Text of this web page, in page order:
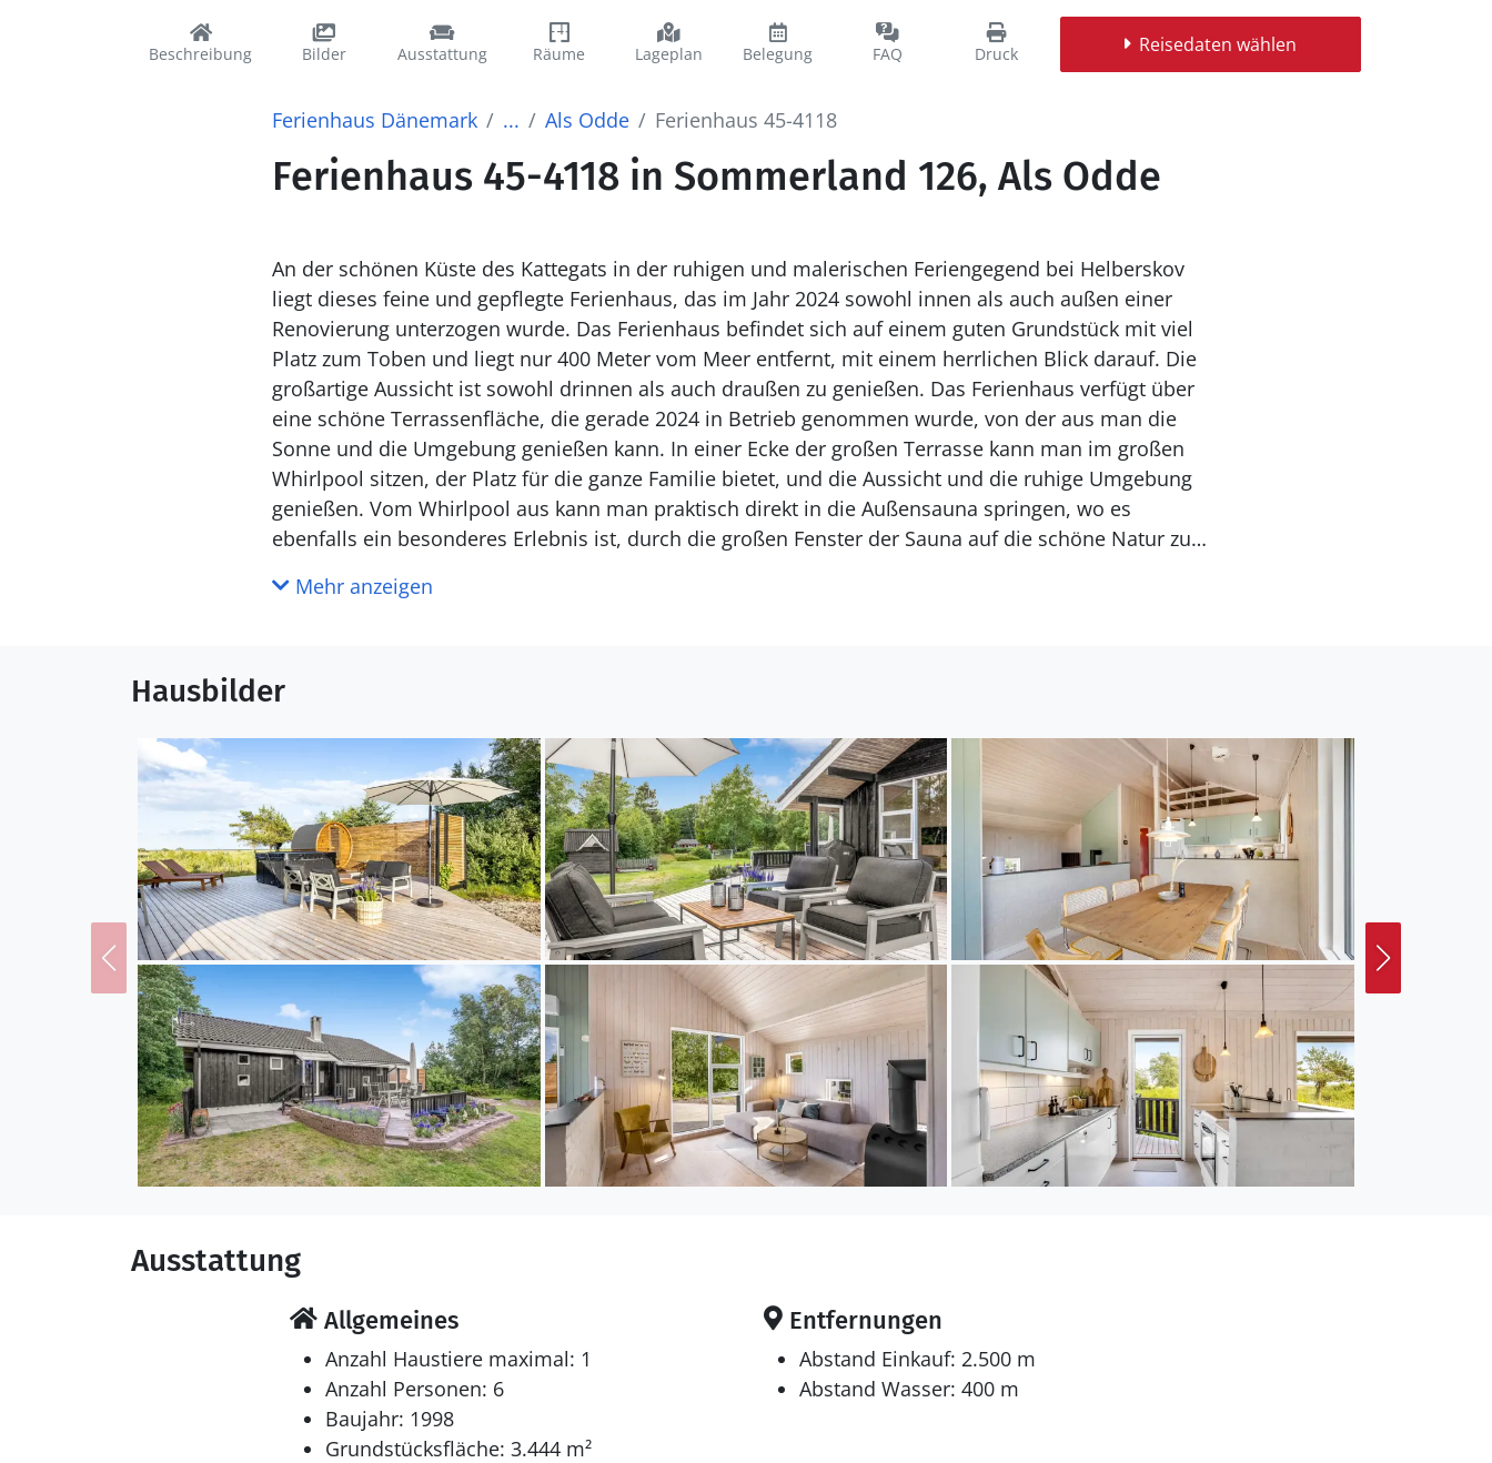
Beschreibung Bilder Ausstattung Räume Lageplan Belegung FAQ Druck Reisedaten wählen
Ferienhaus Dänemark ... Als Odde Ferienhaus 45-4118
Ferienhaus 45-4118 in Sommerland 126, Als Odde
An der schönen Küste des Kattegats in der ruhigen und malerischen Feriengegend bei Helberskov
liegt dieses feine und gepflegte Ferienhaus, das im Jahr 2024 sowohl innen als auch außen einer
Renovierung unterzogen wurde. Das Ferienhaus befindet sich auf einem guten Grundstück mit viel
Platz zum Toben und liegt nur 400 Meter vom Meer entfernt, mit einem herrlichen Blick darauf. Die
großartige Aussicht ist sowohl drinnen als auch draußen zu genießen. Das Ferienhaus verfügt über
eine schöne Terrassenfläche, die gerade 2024 in Betrieb genommen wurde, von der aus man die
Sonne und die Umgebung genießen kann. In einer Ecke der großen Terrasse kann man im großen
Whirlpool sitzen, der Platz für die ganze Familie bietet, und die Aussicht und die ruhige Umgebung
genießen. Vom Whirlpool aus kann man praktisch direkt in die Außensauna springen, wo es
ebenfalls ein besonderes Erlebnis ist, durch die großen Fenster der Sauna auf die schöne Natur zu
Ferienhauses präsentiert sich hell und in gutem Zustand. Der Mittelpunkt des Hauses ist die helle
Kindern oder einen Urlaub mit Großeltern. Die Gegend eignet sich perfekt für Spaziergänge in der
Kilometer entfernt. Hier gibt es einen schönen Strand und gute Einkaufsmöglichkeiten. Die Stadt
strahlt vor Urlaubsstimmung, insbesondere in den Sommermonaten, in denen es auch eine gute
Auswahl an Eisdielen und Cafés gibt.
Küche
Die Küche ist mit Kühlschrank ausgestattet. Außerdem gibt es 4 Keramik-Kochfelder. Außerdem gibt
es ein Gaskochfeld mit 1 Brenner, Umluftofen, Mikrowelle sowie Geschirrspüler.
WC und Bad
Es gibt 1 Badezimmer mit Duschnische und 1 Toilette.. Fußbodenheizung in 1 Badezimmer.
Draußen
Die Ferienunterkunft liegt auf einem 3444 m² großen Naturgrundstück. Die Entfernung zum Meer
beträgt 400 m. Die nächste Einkaufsmöglichkeit liegt 2500 m entfernt. Es steht ein offenes
Terrassenareal zur Verfügung. Außerdem gibt es überdachte Terrasse. Schaukel. Fußballtor.
Einrichtung
eine Wohnfläche von 65 m² und wurde 1998 gebaut. 2024 wurde die Ferienunterkunft teilweise
renoviert. Es ist erlaubt 1 Haustier mitzubringen. In der Ferienunterkunft ist eine energiesparender
Luft zu Luft Wärmepumpe installiert. Die Ferienunterkunft ist mit Waschmaschine ausgestattet.
Tiefkühlmöglichkeit mit 20 Liter Nutzinhalt. Es gibt außerdem einen Kaminofen. Für die jüngsten
Feriengäste ist 1 Kinderhochstuhl vorhanden.
Mehr anzeigen
Hausbilder
Ausstattung
Allgemeines
Anzahl Haustiere maximal: 1
Anzahl Personen: 6
Baujahr: 1998
Grundstücksfläche: 3.444 m²
Entfernungen
Abstand Einkauf: 2.500 m
Abstand Wasser: 400 m